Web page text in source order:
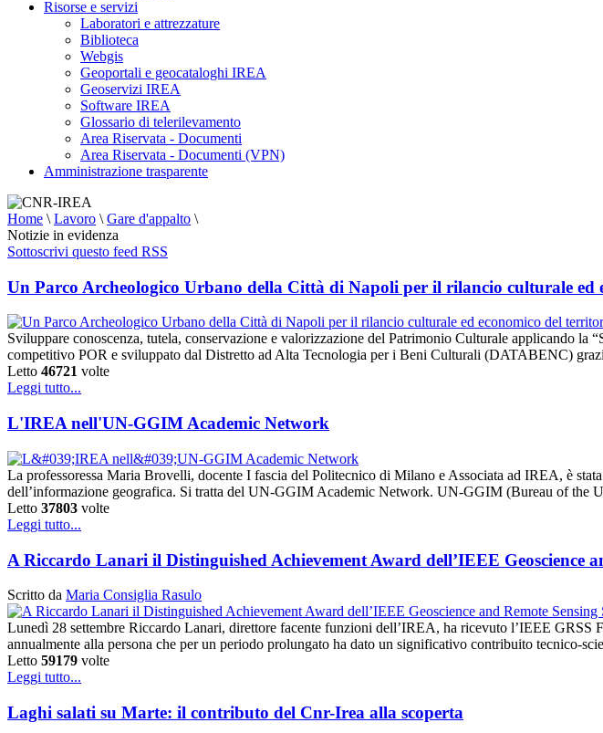
Risorse e servizi
Laboratori e attrezzature
Biblioteca
Webgis
Geoportali e geocataloghi IREA
Geoservizi IREA
Software IREA
Glossario di telerilevamento
Area Riservata - Documenti
Area Riservata - Documenti (VPN)
Amministrazione trasparente
Home \ Lavoro \ Gare d'appalto \
Notizie in evidenza
Sottoscrivi questo feed RSS
Un Parco Archeologico Urbano della Città di Napoli per il rilancio culturale ed
Sviluppare conoscenza, tutela, conservazione e valorizzazione del Patrimonio Culturale applicando
competitivo POR e sviluppato dal Distretto ad Alta Tecnologia per i Beni Culturali (DATABENC)
Letto 46721 volte
Leggi tutto...
L'IREA nell'UN-GGIM Academic Network
La professoressa Maria Brovelli, docente I fascia del Politecnico di Milano e Associata ad IREA, è
dell’informazione geografica. Si tratta del UN-GGIM Academic Network. UN-GGIM (Bureau of the
Letto 37803 volte
Leggi tutto...
A Riccardo Lanari il Distinguished Achievement Award dell’IEEE Geoscience
Scritto da Maria Consiglia Rasulo
Lunedì 28 settembre Riccardo Lanari, direttore facente funzioni dell’IREA, ha ricevuto l’IEEE
annualmente alla persona che per un periodo prolungato ha dato un significativo contribuito tecnico-
Letto 59179 volte
Leggi tutto...
Laghi salati su Marte: il contributo del Cnr-Irea alla scoperta